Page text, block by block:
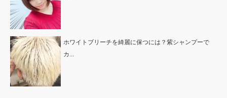
ホワイトブリーチを綺麗に保つには？紫シャンプーで
カ...